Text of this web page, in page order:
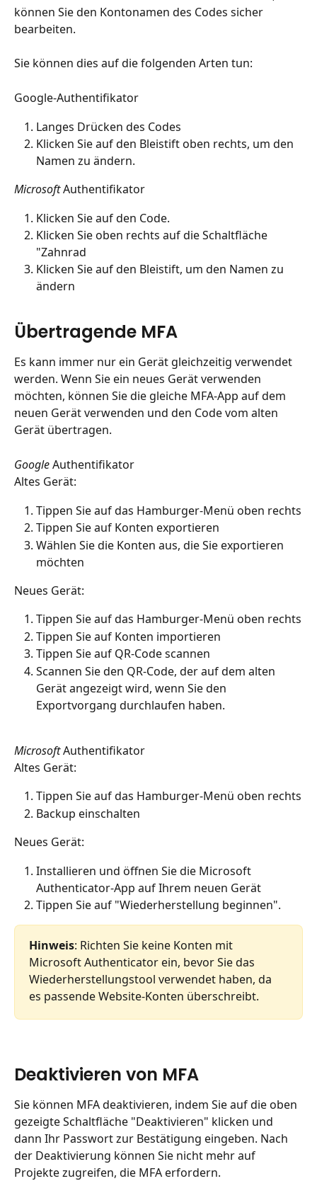
können Sie den Kontonamen des Codes sicher
bearbeiten.
Sie können dies auf die folgenden Arten tun:
Google-Authentifikator
Langes Drücken des Codes
Klicken Sie auf den Bleistift oben rechts, um den
Namen zu ändern.
Microsoft Authentifikator
Klicken Sie auf den Code.
Klicken Sie oben rechts auf die Schaltfläche
"Zahnrad
Klicken Sie auf den Bleistift, um den Namen zu
ändern
Übertragende MFA
Es kann immer nur ein Gerät gleichzeitig verwendet
werden. Wenn Sie ein neues Gerät verwenden
möchten, können Sie die gleiche MFA-App auf dem
neuen Gerät verwenden und den Code vom alten
Gerät übertragen.
Google Authentifikator
Altes Gerät:
Tippen Sie auf das Hamburger-Menü oben rechts
Tippen Sie auf Konten exportieren
Wählen Sie die Konten aus, die Sie exportieren
möchten
Neues Gerät:
Tippen Sie auf das Hamburger-Menü oben rechts
Tippen Sie auf Konten importieren
Tippen Sie auf QR-Code scannen
Scannen Sie den QR-Code, der auf dem alten
Gerät angezeigt wird, wenn Sie den
Exportvorgang durchlaufen haben.
Microsoft Authentifikator
Altes Gerät:
Tippen Sie auf das Hamburger-Menü oben rechts
Backup einschalten
Neues Gerät:
Installieren und öffnen Sie die Microsoft
Authenticator-App auf Ihrem neuen Gerät
Tippen Sie auf "Wiederherstellung beginnen".
Hinweis: Richten Sie keine Konten mit
Microsoft Authenticator ein, bevor Sie das
Wiederherstellungstool verwendet haben, da
es passende Website-Konten überschreibt.
Deaktivieren von MFA
Sie können MFA deaktivieren, indem Sie auf die oben
gezeigte Schaltfläche "Deaktivieren" klicken und
dann Ihr Passwort zur Bestätigung eingeben. Nach
der Deaktivierung können Sie nicht mehr auf
Projekte zugreifen, die MFA erfordern.